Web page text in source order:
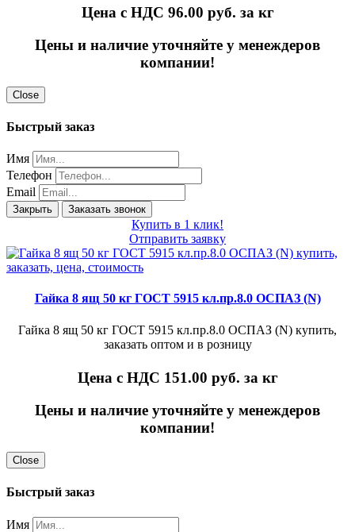
Цена с НДС 96.00 руб. за кг
Цены и наличие уточняйте у менеждеров
компании!
Close
Быстрый заказ
Имя
Телефон
Email
Закрыть Заказать звонок
Купить в 1 клик!
Отправить заявку
Гайка 8 ящ 50 кг ГОСТ 5915 кл.пр.8.0 ОСПАЗ (N)
Гайка 8 ящ 50 кг ГОСТ 5915 кл.пр.8.0 ОСПАЗ (N) купить,
заказать оптом и в розницу
Цена с НДС 151.00 руб. за кг
Цены и наличие уточняйте у менеждеров
компании!
Close
Быстрый заказ
Имя